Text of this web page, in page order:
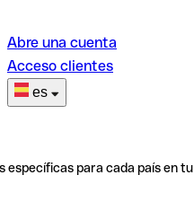
Abre una cuenta
Acceso clientes
es
específicas para cada país en tu